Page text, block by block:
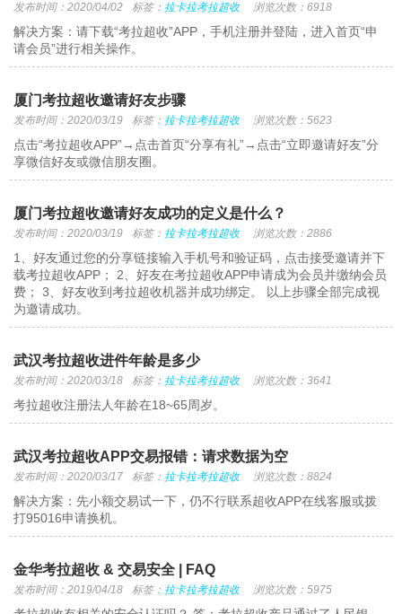
发布时间：2020/04/02 标签： 拉卡拉考拉超收 浏览次数：6918
解决方案：请下载“考拉超收”APP，手机注册并登陆，进入首页“申
请会员”进行相关操作。
厦门考拉超收邀请好友步骤
发布时间：2020/03/19 标签： 拉卡拉考拉超收 浏览次数：5623
点击“考拉超收APP”→点击首页“分享有礼”→点击“立即邀请好友”分
享微信好友或微信朋友圈。
厦门考拉超收邀请好友成功的定义是什么？
发布时间：2020/03/19 标签： 拉卡拉考拉超收 浏览次数：2886
1、好友通过您的分享链接输入手机号和验证码，点击接受邀请并下
载考拉超收APP； 2、好友在考拉超收APP申请成为会员并缴纳会员
费； 3、好友收到考拉超收机器并成功绑定。 以上步骤全部完成视
为邀请成功。
武汉考拉超收进件年龄是多少
发布时间：2020/03/18 标签： 拉卡拉考拉超收 浏览次数：3641
考拉超收注册法人年龄在18~65周岁。
武汉考拉超收APP交易报错：请求数据为空
发布时间：2020/03/17 标签： 拉卡拉考拉超收 浏览次数：8824
解决方案：先小额交易试一下，仍不行联系超收APP在线客服或拨
打95016申请换机。
金华考拉超收 & 交易安全 | FAQ
发布时间：2019/04/18 标签： 拉卡拉考拉超收 浏览次数：5975